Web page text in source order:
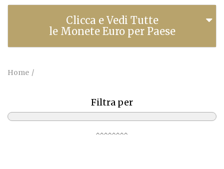
Clicca e Vedi Tutte
le Monete Euro per Paese
Home
Filtra per